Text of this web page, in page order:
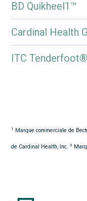
BD Quikheel1™
Cardinal Health
ITC
1 Marque commerciale de
de Cardinal Health, Inc. 3